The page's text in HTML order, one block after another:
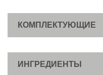
КОМПЛЕКТУЮЩИЕ
ИНГРЕДИЕНТЫ